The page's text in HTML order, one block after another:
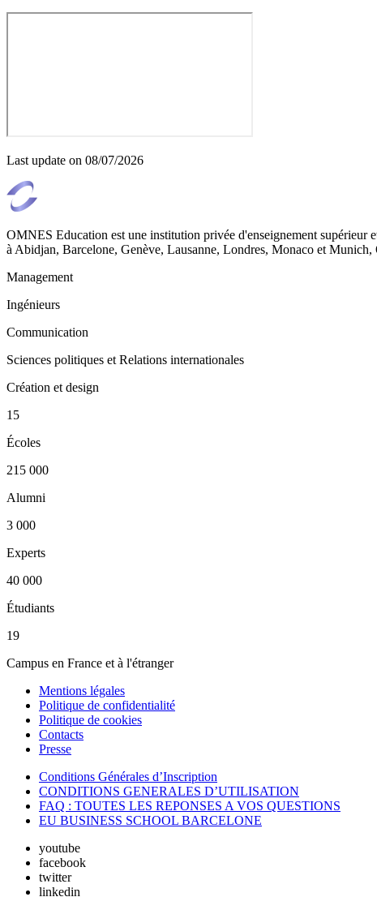
Last update on 08/07/2026
OMNES Education est une institution privée d'enseignement supérieur
à Abidjan, Barcelone, Genève, Lausanne, Londres, Monaco et
Management
Ingénieurs
Communication
Sciences politiques et Relations internationales
Création et design
15
Écoles
215 000
Alumni
3 000
Experts
40 000
Étudiants
19
Campus en France et à l'étranger
Mentions légales
Politique de confidentialité
Politique de cookies
Contacts
Presse
Conditions Générales d’Inscription
CONDITIONS GENERALES D’UTILISATION
FAQ : TOUTES LES REPONSES A VOS QUESTIONS
EU BUSINESS SCHOOL BARCELONE
youtube
facebook
twitter
linkedin